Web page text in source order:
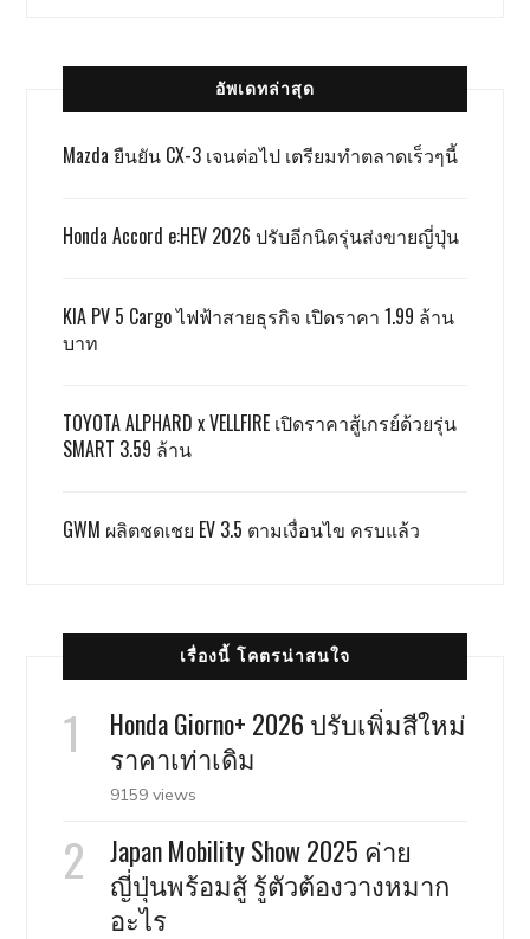
อัพเดทล่าสุด
Mazda ยืนยัน CX-3 เจนต่อไป เตรียมทำตลาดเร็วๆนี้
Honda Accord e:HEV 2026 ปรับอีกนิดรุ่นส่งขายญี่ปุ่น
KIA PV 5 Cargo ไฟฟ้าสายธุรกิจ เปิดราคา 1.99 ล้าน
บาท
TOYOTA ALPHARD x VELLFIRE เปิดราคาสู้เกรย์ด้วยรุ่น
SMART 3.59 ล้าน
GWM ผลิตชดเชย EV 3.5 ตามเงื่อนไข ครบแล้ว
เรื่องนี้ โคตรน่าสนใจ
Honda Giorno+ 2026 ปรับเพิ่มสีใหม่
ราคาเท่าเดิม
9159 views
Japan Mobility Show 2025 ค่าย
ญี่ปุ่นพร้อมสู้ รู้ตัวต้องวางหมาก
อะไร